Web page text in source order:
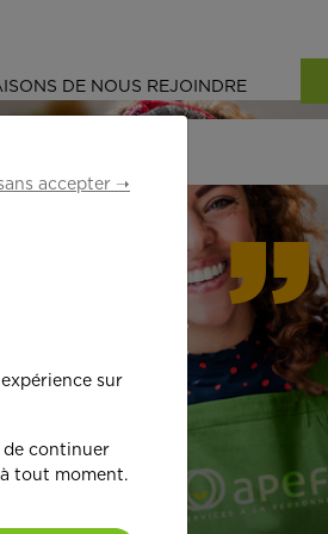
DE NOUS REJOINDRE
ur !
accepter ➝
sur
de continuer
tout moment.